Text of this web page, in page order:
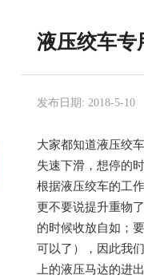
液压绞车专
发布日期: 2018-5-10
大家都知道液压绞
失速下滑，想停的
根据液压绞车的工
更不要说提升重物
的时候收放自如；
可以了），因此我
上的液压马达的进